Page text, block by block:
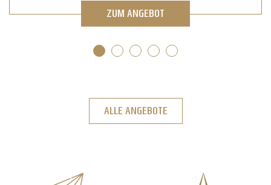
ZUM ANGEBOT
ALLE ANGEBOTE